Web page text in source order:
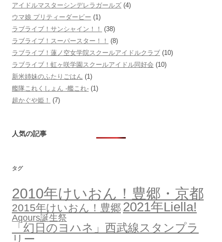
アイドルマスターシンデレラガールズ (4)
ウマ娘 プリティーダービー (1)
ラブライブ！サンシャイン！！
(38)
ラブライブ！スーパースター！！
(8)
ラブライブ！蓮ノ空女学院スクールアイドルクラブ (10)
ラブライブ！虹ヶ咲学園スクールアイドル同好会 (10)
新米姉妹のふたりごはん (1)
艦隊これくしょん -艦これ- (1)
超かぐや姫！
(7)
人気の記事
タグ
2010年けいおん！豊郷・京都
2015年けいおん！豊郷 2021年Liella!
Aqours誕生祭
「幻日のヨハネ」西武線スタンプラ
リー